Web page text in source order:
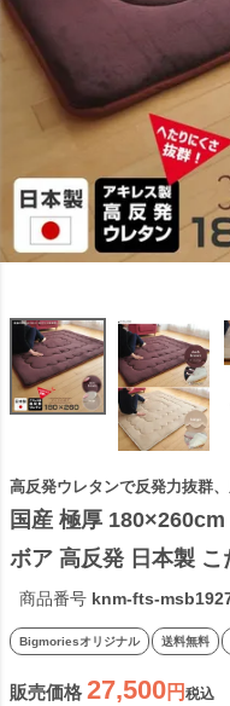
高反発ウレタンで反発力抜群
国産 極厚
ボア 高反発 日本製
厚い ふっくらラグ 長
2306SS
商品番号 knm-fts-
Bigmoriesオリジナル 送料無料
販売価格 27,500 税込